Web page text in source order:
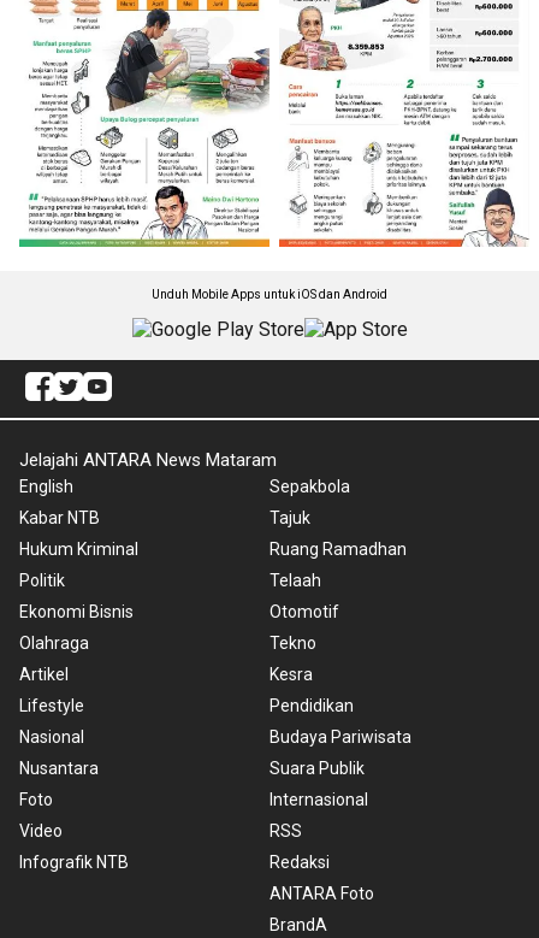
Unduh Mobile Apps untuk iOS dan Android
Jelajahi ANTARA News Mataram
English
Kabar NTB
Hukum Kriminal
Politik
Ekonomi Bisnis
Olahraga
Artikel
Lifestyle
Nasional
Nusantara
Foto
Video
Infografik NTB
Sepakbola
Tajuk
Ruang Ramadhan
Telaah
Otomotif
Tekno
Kesra
Pendidikan
Budaya Pariwisata
Suara Publik
Internasional
RSS
Redaksi
ANTARA Foto
BrandA